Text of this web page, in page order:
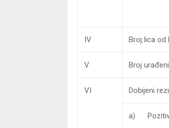
IV Broj lica od
V Broj
VI Dobijeni
a)